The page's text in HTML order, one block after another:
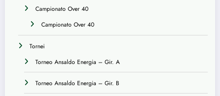
Campionato Over 40
Campionato Over 40
Tornei
Torneo Ansaldo Energia – Gir. A
Torneo Ansaldo Energia – Gir. B